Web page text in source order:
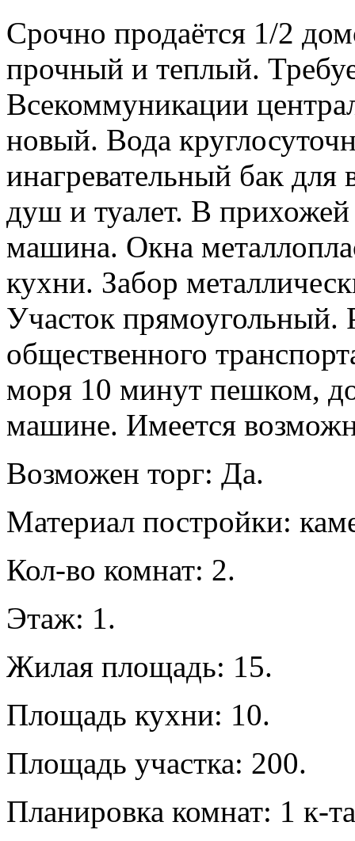
Срочно продаётся 1/2
прочный и теплый.
Всекоммуникации
новый. Вода
инагревательный бак
душ и туалет. В прихожей
машина. Окна
кухни. Забор
Участок прямоугольный.
общественного
моря 10 минут пешком,
машине. Имеется
Возможен торг: Да.
Материал постройки:
Кол-во комнат: 2.
Этаж: 1.
Жилая площадь: 15.
Площадь кухни: 10.
Площадь участка: 200.
Планировка комнат: 1 к-